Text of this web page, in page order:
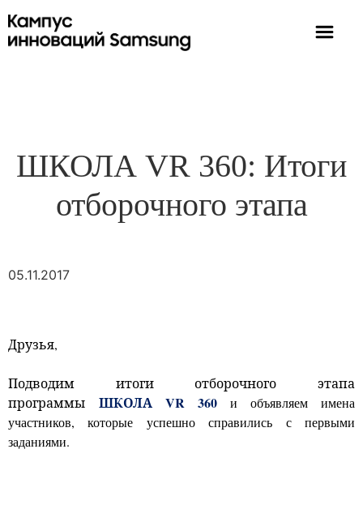
ШКОЛА VR 360: Итоги
отборочного этапа
05.11.2017
Друзья,
Подводим итоги отборочного этапа
программы
ШКОЛА VR 360
и объявляем имена
участников, которые успешно справились с первыми
заданиями.